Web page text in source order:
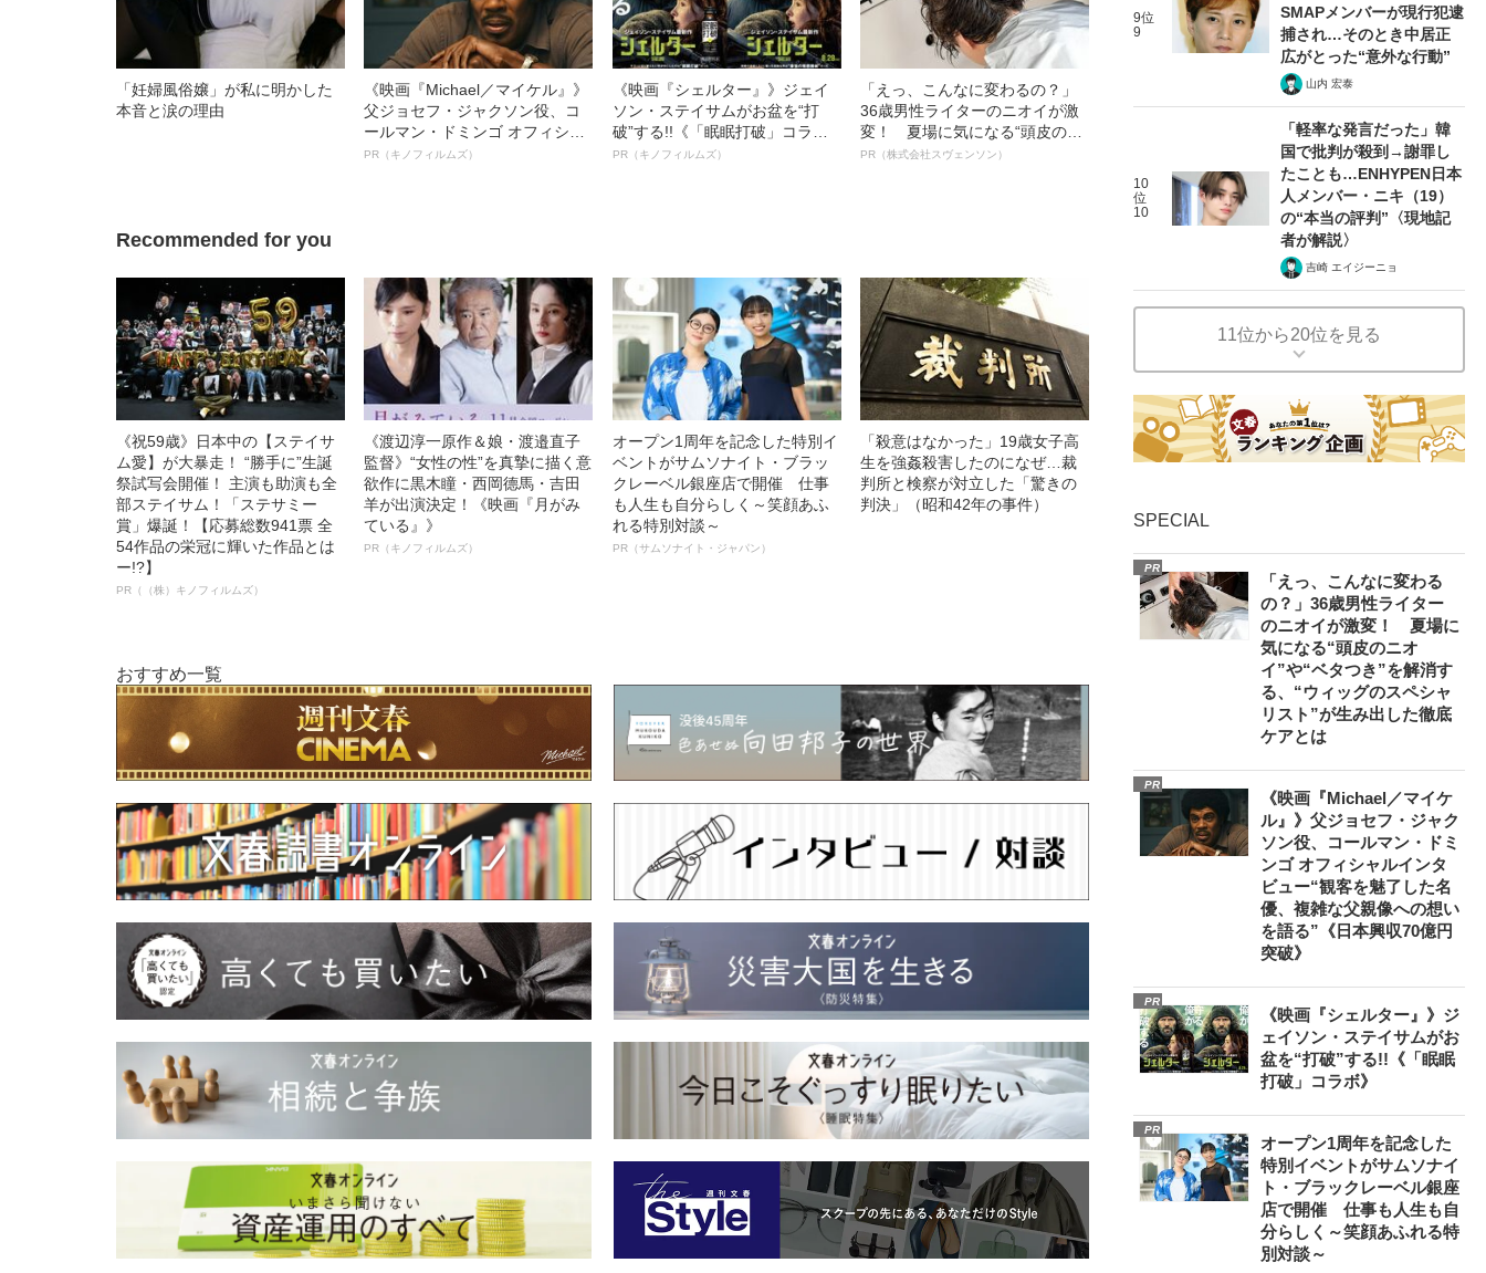
「妊婦風俗嬢」が私に明かした
本音と涙の理由
《映画『Michael／マイケル』》
父ジョセフ・ジャクソン役、コ
ールマン・ドミンゴ オフィシャ
ルインタビュー“観客を魅了した
PR（キノフィルムズ）
《映画『シェルター』》ジェイ
ソン・ステイサムがお盆を“打
破”する!!《「眠眠打破」コラ
ボ》
PR（キノフィルムズ）
「えっ、こんなに変わるの？」
36歳男性ライターのニオイが激
変！ 夏場に気になる“頭皮のニ
オイ”や“ベタつき”を解消す
PR（株式会社スヴェンソン）
Recommended for you
《祝59歳》日本中の【ステイサ
ム愛】が大暴走！ “勝手に”生誕
祭試写会開催！ 主演も助演も全
部ステイサム！「ステサミー
賞」爆誕！【応募総数941票 全
54作品の栄冠に輝いた作品とは
ー!?】
PR（（株）キノフィルムズ）
《渡辺淳一原作＆娘・渡邉直子
監督》“女性の性”を真摯に描く意
欲作に黒木瞳・西岡德馬・吉田
羊が出演決定！《映画『月がみ
ている』》
PR（キノフィルムズ）
オープン1周年を記念した特別イ
ベントがサムソナイト・ブラッ
クレーベル銀座店で開催 仕事
も人生も自分らしく～笑顔あふ
れる特別対談～
PR（サムソナイト・ジャパン）
「殺意はなかった」19歳女子高
生を強姦殺害したのになぜ…裁
判所と検察が対立した「驚きの
判決」（昭和42年の事件）
おすすめ一覧
9位
9
SMAPメンバーが現行犯逮
捕され…そのとき中居正
広がとった“意外な行動”
山内 宏泰
10
位
10
「軽率な発言だった」韓
国で批判が殺到→謝罪し
たことも…ENHYPEN日本
人メンバー・ニキ（19）
の“本当の評判”〈現地記
者が解説〉
吉崎 エイジーニョ
11位から20位を見る
SPECIAL
PR
「えっ、こんなに変わる
の？」36歳男性ライター
のニオイが激変！ 夏場に
気になる“頭皮のニオ
イ”や“ベタつき”を解消す
る、“ウィッグのスペシャ
リスト”が生み出した徹底
ケアとは
PR
《映画『Michael／マイケ
ル』》父ジョセフ・ジャク
ソン役、コールマン・ドミ
ンゴ オフィシャルインタ
ビュー“観客を魅了した名
優、複雑な父親像への想い
を語る”《日本興収70億円
突破》
PR
《映画『シェルター』》ジ
ェイソン・ステイサムがお
盆を“打破”する!!《「眠眠
打破」コラボ》
PR
オープン1周年を記念した
特別イベントがサムソナイ
ト・ブラックレーベル銀座
店で開催 仕事も人生も自
分らしく～笑顔あふれる特
別対談～